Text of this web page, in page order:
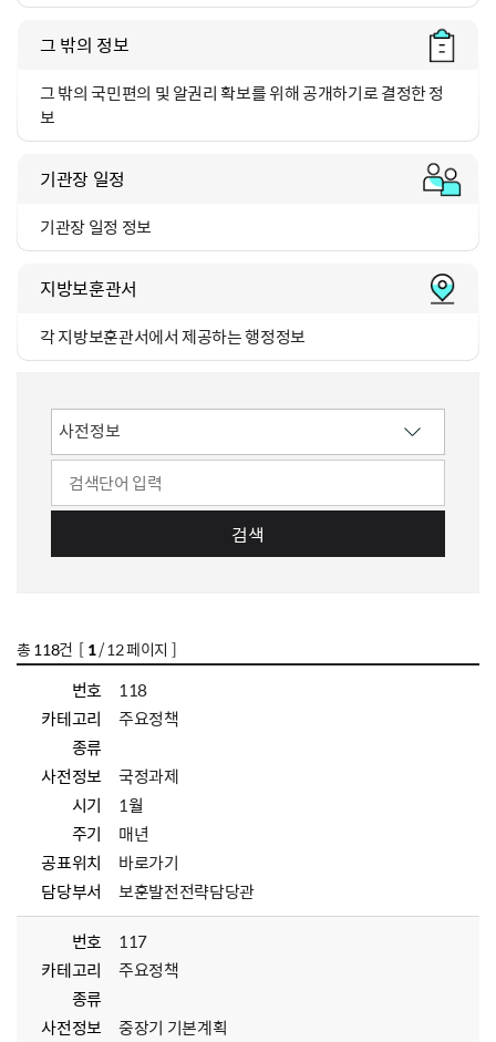
그 밖의 정보
그 밖의 국민편의 및 알권리확보를 위해 공개하기로 결정한 정
보
기관장 일정
기관장 일정 정보
지방보훈관서
각 지방보훈관서에서 제공하는행정정보
검색
총 118건 [ 1/ 12 페이지 ]
번호
118
카테고리
주요정책
종류
사전정보
국정과제
시기
1월
주기
매년
공표위치
바로가기
담당부서
보훈발전전략담당관
번호
117
카테고리
주요정책
종류
사전정보
중장기 기본계획